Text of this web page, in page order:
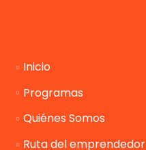
Inicio
Programas
Quiénes Somos
Ruta del emprendedor